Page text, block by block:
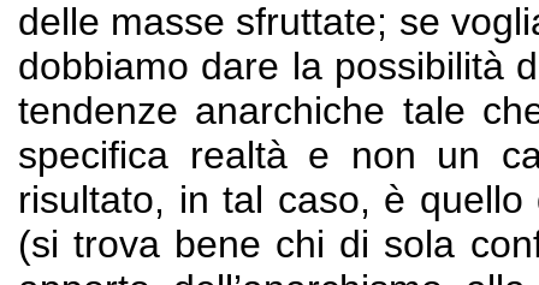
delle masse sfruttate; se
dobbiamo dare la possibilità
tendenze anarchiche tale
specifica realtà e non un
risultato, in tal caso, è
(si trova bene chi di sola